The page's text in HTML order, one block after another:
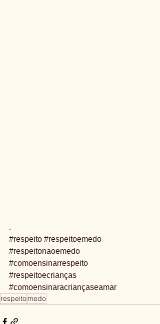
.
#respeito #respeitoemedo
#respeitonaoemedo
#comoensinarrespeito
#respeitoecrianças
#comoensinaracriançaseamar
respeitomedo